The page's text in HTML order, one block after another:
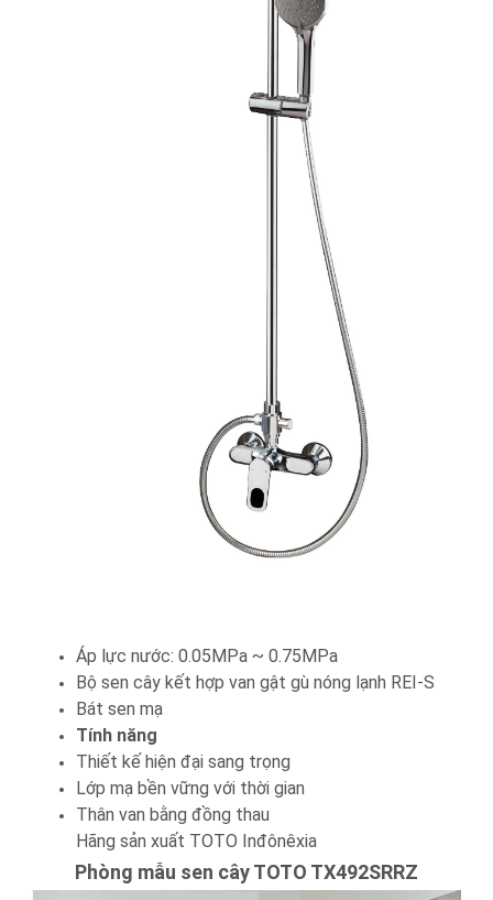
Áp lực nước: 0.05MPa ~ 0.75MPa
Bộ sen cây kết hợp van gật gù nóng lạnh REI-S
Bát sen mạ
Tính năng
Thiết kế hiện đại sang trọng
Lớp mạ bền vững với thời gian
Thân van bằng đồng thau
Hãng sản xuất TOTO Inđônêxia
Phòng mẫu sen cây TOTO TX492SRRZ